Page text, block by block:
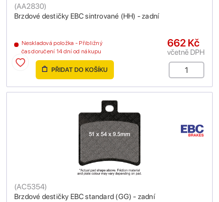
Brzdové destičky EBC sintrované (HH) - zadní
(AA2830)
Neskladová položka - Přibližný
čas doručení 14 dní od nákupu
662 Kč
včetně DPH
PŘIDAT DO KOŠÍKU
Brzdové destičky EBC standard (GG) - zadní
(AC5354)